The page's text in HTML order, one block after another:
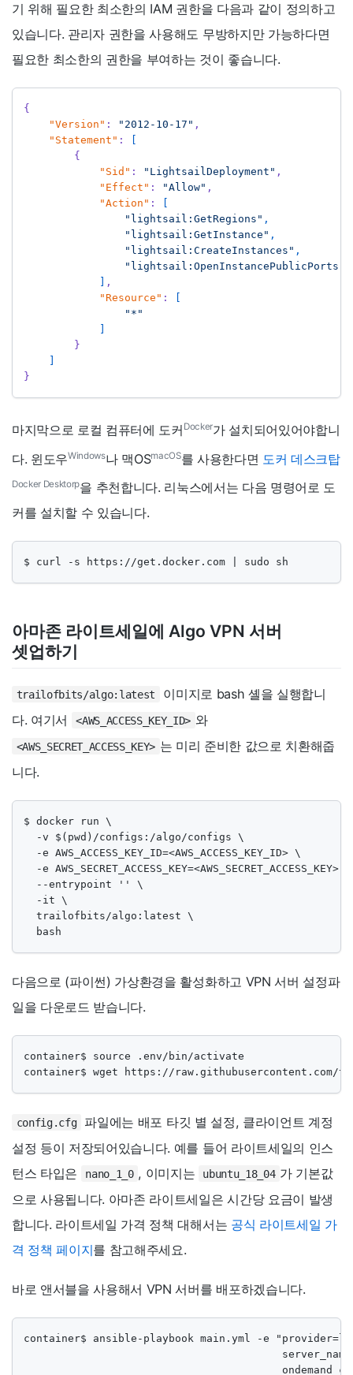
기 위해 필요한 최소한의 IAM 권한을 다음과 같이 정의하고
있습니다. 관리자 권한을 사용해도 무방하지만 가능하다면
필요한 최소한의 권한을 부여하는 것이 좋습니다.
{
"Version" : "2012-10-17" ,
"Statement" :
{
"Sid" : "LightsailDeployment" ,
"Effect" : "Allow" ,
"Action" :
"lightsail:GetRegions" ,
"lightsail:GetInstance" ,
"lightsail:CreateInstances" ,
"lightsail:OpenInstancePublicPorts"
,
"Resource" :
"*"
}
}
마지막으로 로컬 컴퓨터에 도커 Docker가 설치되어있어야합니
다. 윈도우Windows나 맥OSmacOS를 사용한다면 도커 데스크탑
Docker Desktorp을 추천합니다. 리눅스에서는 다음 명령어로 도
커를 설치할 수 있습니다.
$ curl -s https://get.docker.com | sudo sh
아마존 라이트세일에 Algo VPN 서버
셋업하기
trailofbits/algo:latest
이미지로 bash 셸을 실행합니
다. 여기서
<AWS_ACCESS_KEY_ID> 와
<AWS_SECRET_ACCESS_KEY> 는 미리 준비한 값으로 치환해줍
니다.
$ docker run \
  -v $(pwd)/configs:/algo/configs \
  -e AWS_ACCESS_KEY_ID=<AWS_ACCESS_KEY_ID> \
  -e AWS_SECRET_ACCESS_KEY=<AWS_SECRET_ACCESS_KEY> \
  --entrypoint '' \
  -it \
  trailofbits/algo:latest \
  bash
다음으로 (파이썬) 가상환경을 활성화하고 VPN 서버 설정파
일을 다운로드 받습니다.
container$ source .env/bin/activate
container$ wget https://
config.cfg
파일에는 배포 타깃 별 설정, 클라이언트 계정
설정 등이 저장되어있습니다. 예를 들어 라이트세일의 인스
턴스 타입은
nano_1_0 , 이미지는 ubuntu_18_04 가 기본값
으로 사용됩니다. 아마존 라이트세일은 시간당 요금이 발생
합니다. 라이트세일 가격 정책 대해서는 공식 라이트세일 가
격 정책 페이지를 참고해주세요.
바로 앤서블을 사용해서 VPN 서버를 배포하겠습니다.
container$ ansible-playbook main.yml -e